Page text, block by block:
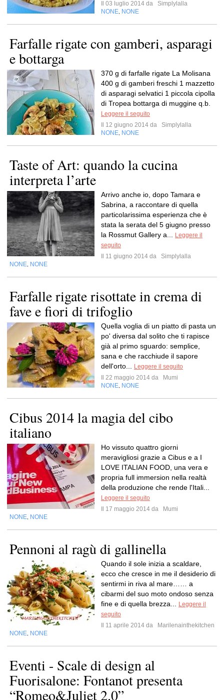
Il 03 luglio 2014 da
Simplylalla
NONE NONE
Farfalle rigate con gamberi, asparagi
e bottarga
370 g di farfalle rigate La Molisana
400 g di gamberi freschi 1 mazzetto
di asparagi selvatici 1 piccola cipolla
di Tropea bottarga di muggine q.b.
Leggere il seguito
Il 12 giugno 2014 da
Simplylalla
NONE NONE
Taste of Art: quando la cucina
interpreta l’arte
Arrivo anche io, dopo Tamara e
Sabrina, a raccontare di quella
particolarissima esperienza che è
stata la serata del 5 giugno presso
la Rossmut Gallery a...
Leggere il
seguito
Il 11 giugno 2014 da
Simplylalla
NONE NONE
Farfalle rigate risottate in crema di
fave e fiori di trifoglio
Quella voglia di un piatto di pasta un
po' diversa dal solito che ti rapisce
già al primo sguardo: semplice,
sana e che racchiude il sapore
dell'orto...
Leggere il seguito
Il 22 maggio 2014 da
Mumi
NONE NONE
Cibus 2014 la magia del cibo
italiano
Ho vissuto quattro giorni
meravigliosi grazie a Cibus e a I
LOVE ITALIAN FOOD, una vera e
propria full immersion nella realtà
della produzione che rende l'Itali...
Leggere il seguito
Il 17 maggio 2014 da
Mumi
NONE NONE
Pennoni al ragù di gallinella
Quando il sole inizia a scaldare,
ecco che cresce in me il desiderio di
sentirmi in riva al mare…… a
cibarmi del suo moto ondoso senza
fine e di quella brezza...
Leggere il
seguito
Il 11 aprile 2014 da
Marilenainthekitchen
NONE NONE
Eventi - Scale di design al
Fuorisalone: Fontanot presenta
“Romeo&Juliet 2.0”